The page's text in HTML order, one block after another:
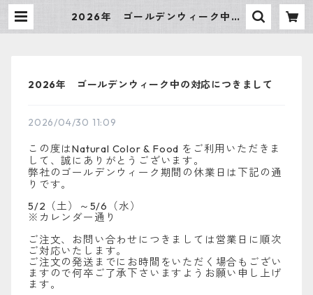
2026年 ゴールデンウィーク中の
2026年 ゴールデンウィーク中の対応につきまして
2026/04/30 11:09
この度はNatural Color & Food をご利用いただきま
して、誠にありがとうございます。
弊社のゴールデンウィーク期間の休業日は下記の通
りです。
5/2 （土）～ 5/6
（水）
※カレンダー通り
ご注文、お問い合わせにつきましては営業日に順次
ご対応いたします。
ご注文の発送までにお時間をいただく場合もござい
ますので何卒ご了承下さいますようお願い申し上げ
ます。